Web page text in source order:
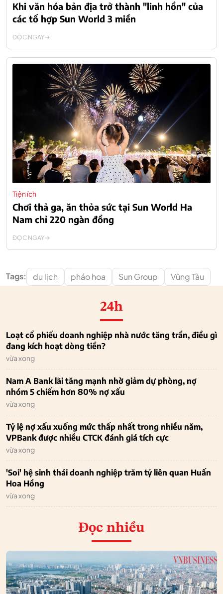
Khi văn hóa bản địa trở thành "linh hồn" của
các tổ hợp Sun World 3 miền
ĐỌC NGAY
Tiện ích
Chơi thả ga, ăn thỏa sức tại Sun World Ha
Nam chỉ 220 ngàn đồng
ĐỌC NGAY
Tags: du lịch pháo hoa Sun Group Vũng Tàu
24h
Loạt cổ phiếu doanh nghiệp nhà nước tăng trần, điều gì
đang kích hoạt dòng tiền?
vừa xong
Nam A Bank lãi tăng mạnh nhờ giảm dự phòng, nợ
nhóm 5 chiếm hơn 80% nợ xấu
vừa xong
Tỷ lệ nợ xấu xuống mức thấp nhất trong nhiều năm,
VPBank được nhiều CTCK đánh giá tích cực
vừa xong
'Soi' hệ sinh thái doanh nghiệp trăm tỷ liên quan Huấn
Hoa Hồng
vừa xong
Đọc nhiều